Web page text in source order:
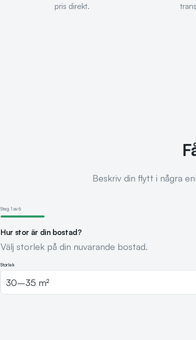
pris direkt.
Beskriv din flytt i några
Steg 1 av6
Hur stor är din bostad?
Välj storlek på din nuvarande bostad.
Storlek